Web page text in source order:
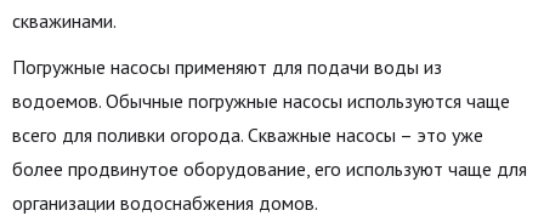
скважинами.
Погружные насосы применяют для подачи воды из
водоемов. Обычные погружные насосы используются чаще
всего для поливки огорода. Скважные насосы – это уже
более продвинутое оборудование, его используют чаще для
организации водоснабжения домов.